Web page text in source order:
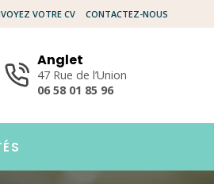
VOTRE CV CONTACTEZ-NOUS
Anglet
47 Rue de l’Union
06 58 01 85 96